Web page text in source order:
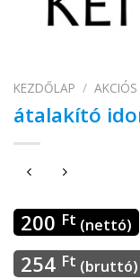
KEZDŐLAP / AKCIÓS
átalakító
200 Ft (nettó)
254 Ft (bruttó)